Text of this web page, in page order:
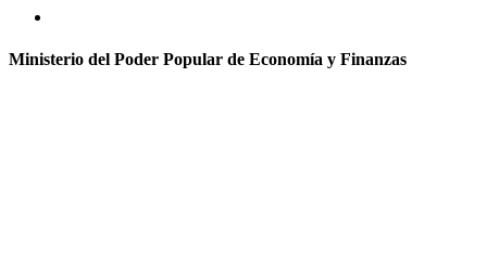
Ministerio del Poder Popular de Economía y Finanzas